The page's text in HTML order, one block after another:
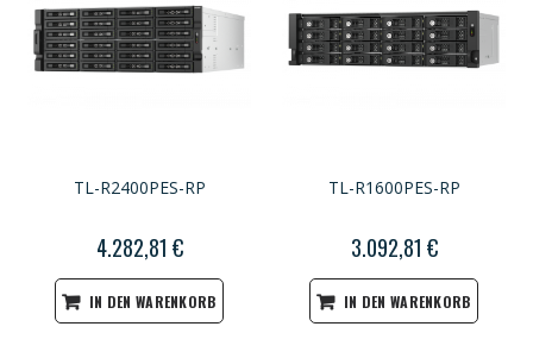
TL-R2400PES-RP
4.282,81 €
IN DEN WARENKORB
TL-R1600PES-RP
3.092,81 €
IN DEN WARENKORB